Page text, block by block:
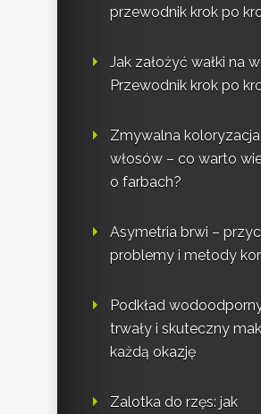
przewodnik krok po
Jak założyć wałki na
Przewodnik krok po
Zmywalna koloryzacja
włosów – co warto
o farbach?
Asymetria brwi –
problemy i metody
Podkład
trwały i skuteczny
każdą okazję
Zalotka do rzęs: jak